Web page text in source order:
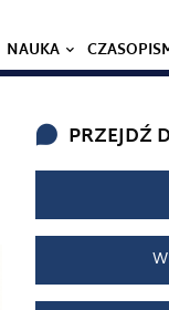
NAUKA
PRZEJDŹ